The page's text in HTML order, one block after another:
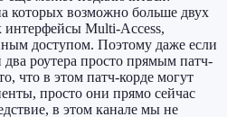
которых возможно больше двух
интерфейсы Multi-Access,
доступом. Поэтому даже если
роутера просто прямым патч-
что в этом патч-корде могут
просто они прямо сейчас
в этом канале мы не